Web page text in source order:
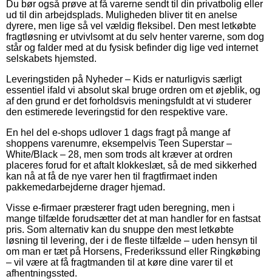
Du bør også prøve at få varerne sendt til din privatbolig eller
ud til din arbejdsplads. Muligheden bliver tit en anelse
dyrere, men lige så vel vældig fleksibel. Den mest letkøbte
fragtløsning er utvivlsomt at du selv henter varerne, som dog
står og falder med at du fysisk befinder dig lige ved internet
selskabets hjemsted.
Leveringstiden på Nyheder – Kids er naturligvis særligt
essentiel ifald vi absolut skal bruge ordren om et øjeblik, og
af den grund er det forholdsvis meningsfuldt at vi studerer
den estimerede leveringstid for den respektive vare.
En hel del e-shops udlover 1 dags fragt på mange af
shoppens varenumre, eksempelvis Teen Superstar –
White/Black – 28, men som trods alt kræver at ordren
placeres forud for et aftalt klokkeslæt, så de med sikkerhed
kan nå at få de nye varer hen til fragtfirmaet inden
pakkemedarbejderne drager hjemad.
Visse e-firmaer præsterer fragt uden beregning, men i
mange tilfælde forudsætter det at man handler for en fastsat
pris. Som alternativ kan du snuppe den mest letkøbte
løsning til levering, der i de fleste tilfælde – uden hensyn til
om man er tæt på Horsens, Frederikssund eller Ringkøbing
– vil være at få fragtmanden til at køre dine varer til et
afhentningssted.